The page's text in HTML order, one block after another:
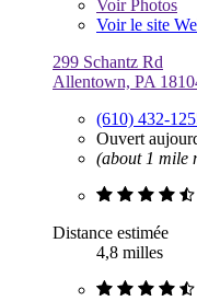
VoirPhotos
Voir le site
299 Schantz Rd
Allentown, PA
(610) 432-
Ouvert
(about 1 mile
Distance estimée
4,8 milles